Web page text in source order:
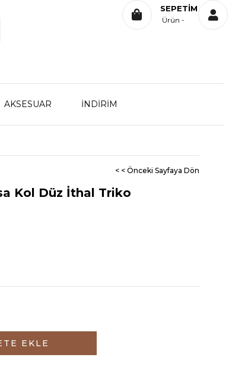
SEPETIM
Ürün
AKSESUAR İNDİRİM
< < Önceki Sayfaya Dön
Kol Düz İthal Triko